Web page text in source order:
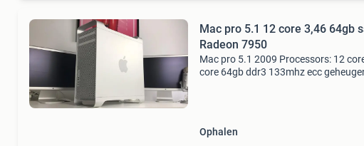
Mac pro 5.1 12 core 3,46 64gb
Radeon 7950
Mac pro 5.1 2009 Processors: 12
core 64gb ddr3 133mhz ecc
Ophalen